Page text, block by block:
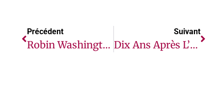
Précédent
Robin Washington Nommé Au Conseil D’Administration Par La Fondation Mastercard.
Suivant
Dix Ans Après L’indépendance, L’insécurité Généralisée Au Soudan Du Sud Entrave La Réalisation D’une Paix Durable